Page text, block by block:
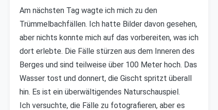
Am nächsten Tag wagte ich mich zu den
Trümmelbachfällen. Ich hatte Bilder davon gesehen,
aber nichts konnte mich auf das vorbereiten, was ich
dort erlebte. Die Fälle stürzen aus dem Inneren des
Berges und sind teilweise über 100 Meter hoch. Das
Wasser tost und donnert, die Gischt spritzt überall
hin. Es ist ein überwältigendes Naturschauspiel.
Ich versuchte, die Fälle zu fotografieren, aber es